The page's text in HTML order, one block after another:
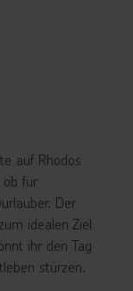
auf Rhodos
für
Der
idealen Ziel
ihr den Tag
stürzen.